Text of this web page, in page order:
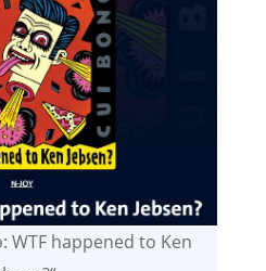
WTF happened to Ken